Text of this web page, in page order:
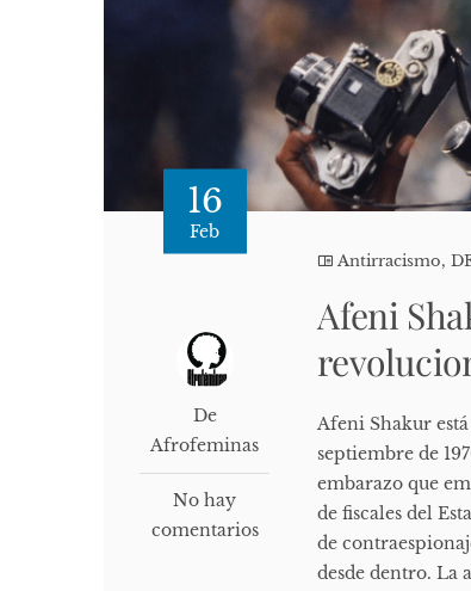
16
Feb
De
Afrofeminas
No hay
comentarios
Antirracismo,
Afeni
Afeni Shakur
septiembre de
embarazo que
de fiscales del
de
desde dentro. La